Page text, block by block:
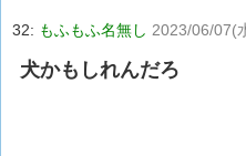
32: もふもふ名無し 2023/06/07(
犬かもしれんだろ